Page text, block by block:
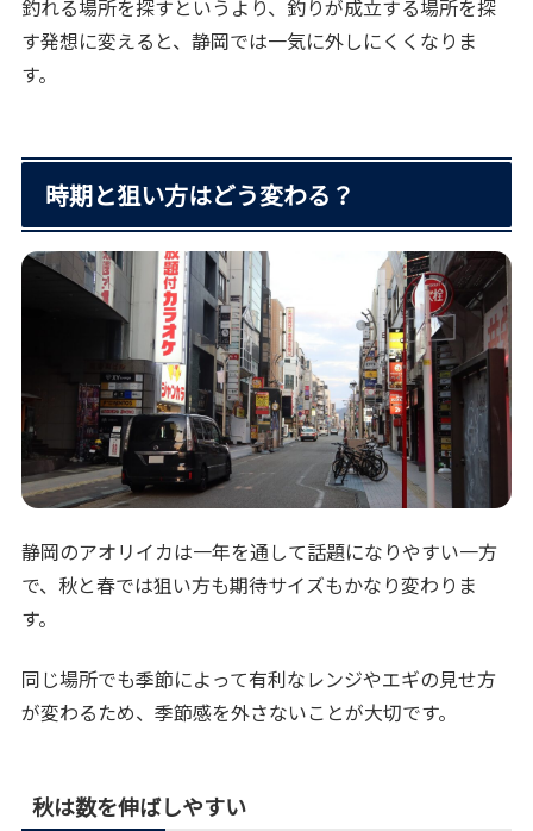
釣れる場所を探すというより、釣りが成立する場所を探
す発想に変えると、静岡では一気に外しにくくなりま
す。
時期と狙い方はどう変わる？
静岡のアオリイカは一年を通して話題になりやすい一方
で、秋と春では狙い方も期待サイズもかなり変わりま
す。
同じ場所でも季節によって有利なレンジやエギの見せ方
が変わるため、季節感を外さないことが大切です。
秋は数を伸ばしやすい